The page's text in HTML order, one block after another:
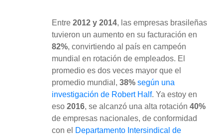
Entre 2012 y 2014, las empresas brasileñas
tuvieron un aumento en su facturación en
82%, convirtiendo al país en campeón
mundial en rotación de empleados. El
promedio es dos veces mayor que el
promedio mundial, 38% según una
investigación de Robert Half. Ya estoy en
eso 2016, se alcanzó una alta rotación 40%
de empresas nacionales, de conformidad
con el Departamento Intersindical de